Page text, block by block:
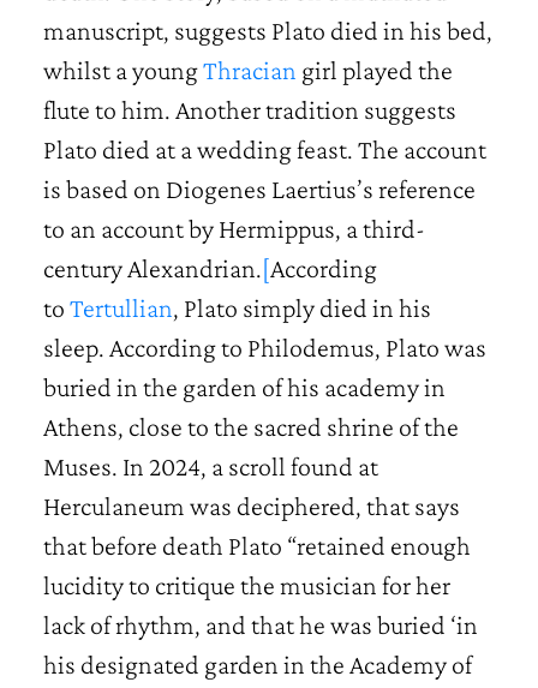
manuscript, suggests Plato died in his bed,
whilst a youngThracian girl played the
flute to him. Another tradition suggests
Plato died at a wedding feast. The account
is based on Diogenes Laertius’s reference
to an account by Hermippus, a third-
century Alexandrian.[According
to Tertullian, Plato simply died in his
sleep. According to Philodemus, Plato was
buried in the garden of his academy in
Athens, close to the sacred shrine of the
Muses. In 2024, a scroll found at
Herculaneum was deciphered, that says
that before death Plato “retained enough
lucidity to critique the musician for her
lack of rhythm, and that he was buried ‘in
his designated garden in the Academy of